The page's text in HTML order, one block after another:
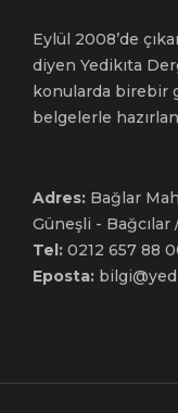
Eylül 2008’de
diyen Yedikıta
konularda birebir
belgelerle
Adres: Bağlar
Güneşli - Bağcılar
Tel: 0212 657 88
Eposta: